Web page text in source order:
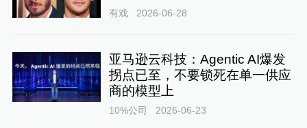
有戏 2026-06-28
亚马逊云科技：Agentic AI爆发
拐点已至，不要锁死在单一供应
商的模型上
10%公司 2026-06-23